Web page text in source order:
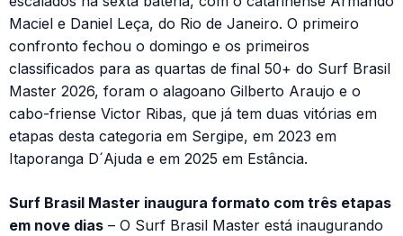
Maciel e Daniel Leça, do Rio de Janeiro. O primeiro
confronto fechou o domingo e os primeiros
classificados para as quartas de final 50+ do Surf Brasil
Master 2026, foram o alagoano Gilberto Araujo e o
cabo-friense Victor Ribas, que já tem duas vitórias em
etapas desta categoria em Sergipe, em 2023 em
Itaporanga D´Ajuda e em 2025 em Estância.
Surf Brasil Master inaugura formato com três etapas
em nove dias – O Surf Brasil Master está inaugurando